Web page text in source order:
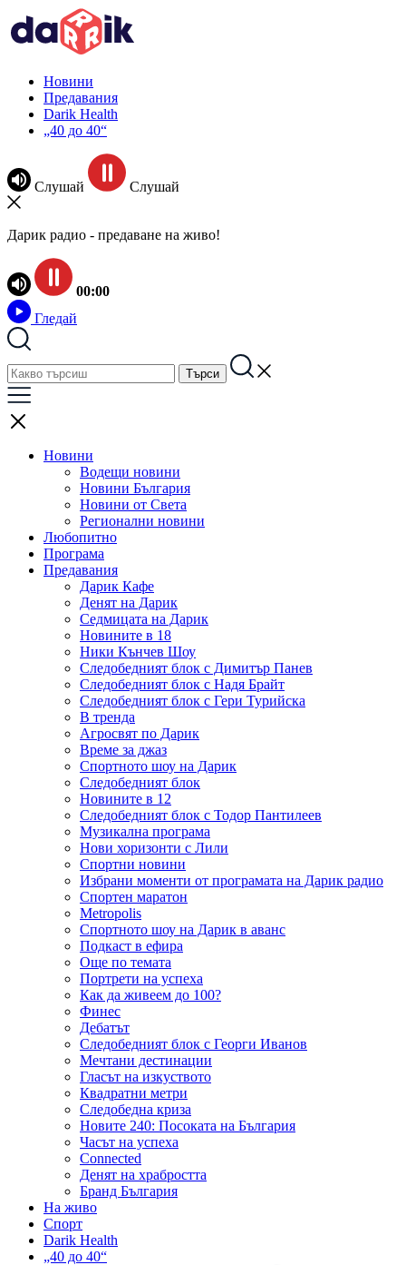
Новини
Предавания
Darik Health
„40 до 40“
Слушай Слушай
Дарик радио - предаване на живо!
00:00
Гледай
Новини
Водещи новини
Новини България
Новини от Света
Регионални новини
Любопитно
Програма
Предавания
Дарик Кафе
Денят на Дарик
Седмицата на Дарик
Новините в 18
Ники Кънчев Шоу
Следобедният блок с Димитър Панев
Следобедният блок с Надя Брайт
Следобедният блок с Гери Турийска
В тренда
Агросвят по Дарик
Време за джаз
Спортното шоу на Дарик
Следобедният блок
Новините в 12
Следобедният блок с Тодор Пантилеев
Музикална програма
Нови хоризонти с Лили
Спортни новини
Избрани моменти от програмата на Дарик радио
Спортен маратон
Metropolis
Спортното шоу на Дарик в аванс
Подкаст в ефира
Още по темата
Портрети на успеха
Как да живеем до 100?
Финес
Дебатът
Следобедният блок с Георги Иванов
Мечтани дестинации
Гласът на изкуството
Квадратни метри
Следобедна криза
Новите 240: Посоката на България
Часът на успеха
Connected
Денят на храбростта
Бранд България
На живо
Спорт
Darik Health
„40 до 40“